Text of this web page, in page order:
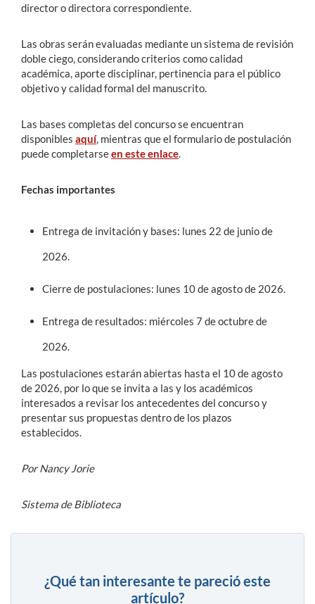
director o directora correspondiente.
Las obras serán evaluadas mediante un sistema de revisión
doble ciego, considerando criterios como calidad
académica, aporte disciplinar, pertinencia para el público
objetivo y calidad formal del manuscrito.
Las bases completas del concurso se encuentran
disponibles aquí, mientras que el formulario de postulación
puede completarseen este enlace
Fechas importantes
Entrega de invitación y bases: lunes 22 de junio de
2026.
Cierre de postulaciones: lunes 10 de agosto de 2026.
Entrega de resultados: miércoles 7 de octubre de
2026.
Las postulaciones estarán abiertas hasta el 10 de agosto
de 2026, por lo que se invita a las y los académicos
interesados a revisar los antecedentes del concurso y
presentar sus propuestas dentro de los plazos
establecidos.
Por Nancy Jorie
Sistema de Biblioteca
¿Qué tan interesante te pareció este
artículo?